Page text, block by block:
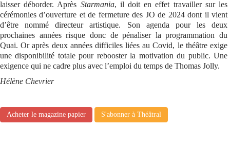
laisser déborder. Après Starmania, il doit en effet travailler sur les
cérémonies d’ouverture et de fermeture des JO de 2024 dont il vient
d’être nommé directeur artistique. Son agenda pour les deux
prochaines années risque donc de pénaliser la programmation du
Quai. Or après deux années difficiles liées au Covid, le théâtre exige
une disponibilité totale pour rebooster la motivation du public. Une
exigence qui ne cadre plus avec l’emploi du temps de Thomas Jolly.
Hélène Chevrier
Acheter le magazine papier S'abonner à Théâtral